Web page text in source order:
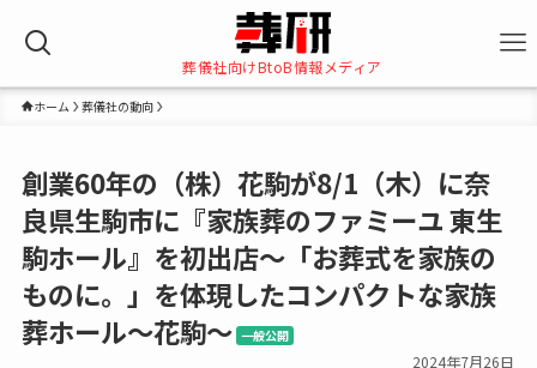
葬儀社向けBtoB情報メディア
ホーム 葬儀社の動向
創業60年の（株）花駒が8/1（木）に奈
良県生駒市に『家族葬のファミーユ 東生
駒ホール』を初出店～「お葬式を家族の
ものに。」を体現したコンパクトな家族
葬ホール～花駒～ 一般公開
2024年7月26日